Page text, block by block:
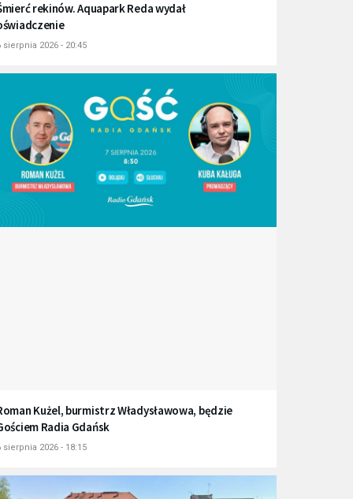
rekinów. Aquapark Reda wydał
sierpnia 2026 - 20:45
Kużel, burmistrz Władysławowa, będzie
Radia Gdańsk
sierpnia 2026 - 18:15